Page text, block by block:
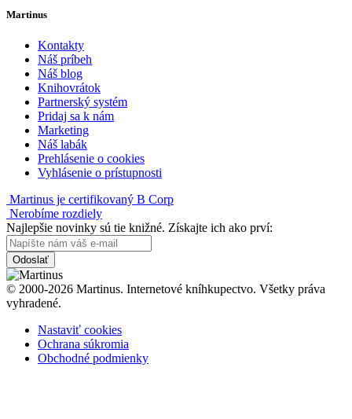
Martinus
Kontakty
Náš príbeh
Náš blog
Knihovrátok
Partnerský systém
Pridaj sa k nám
Marketing
Náš labák
Prehlásenie o cookies
Vyhlásenie o prístupnosti
Martinus je certifikovaný B Corp
Nerobíme rozdiely
Najlepšie novinky sú tie knižné. Získajte ich ako prví:
Odoslať
© 2000-2026 Martinus. Internetové kníhkupectvo. Všetky práva
vyhradené.
Nastaviť cookies
Ochrana súkromia
Obchodné podmienky